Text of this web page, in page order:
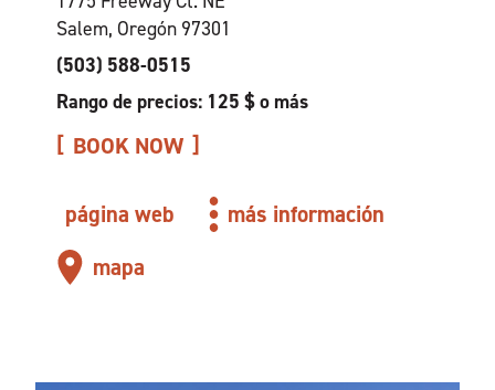
Salem, Oregón 97301
(503) 588-0515
Rango de precios: 125 $ o más
BOOK NOW
página web
más información
mapa